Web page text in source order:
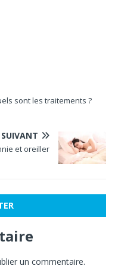
sont les traitements ?
SUIVANT
et oreiller
un commentaire.